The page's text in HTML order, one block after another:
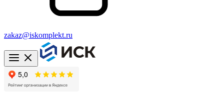
zakaz@iskomplekt.ru